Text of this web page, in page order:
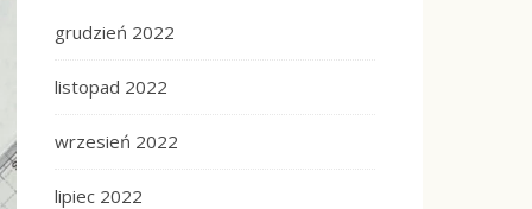
grudzień 2022
listopad 2022
wrzesień 2022
lipiec 2022